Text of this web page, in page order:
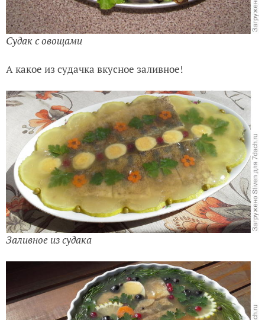
Судак с овощами
А какое из судачка вкусное заливное!
Заливное из судака